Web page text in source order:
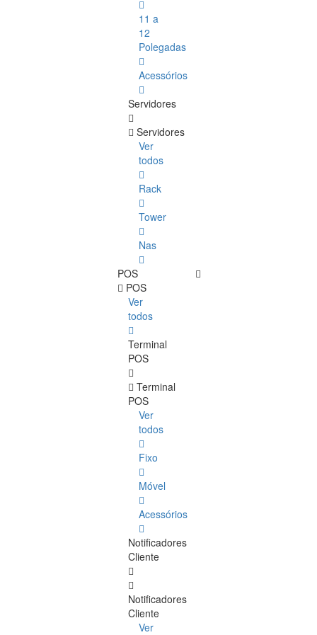
11 a
12
Polegadas
Acessórios
Servidores
Servidores
Ver
todos
Rack
Tower
Nas
POS
POS
Ver
todos
Terminal
POS
Terminal
POS
Ver
todos
Fixo
Móvel
Acessórios
Notificadores
Cliente
Notificadores
Cliente
Ver